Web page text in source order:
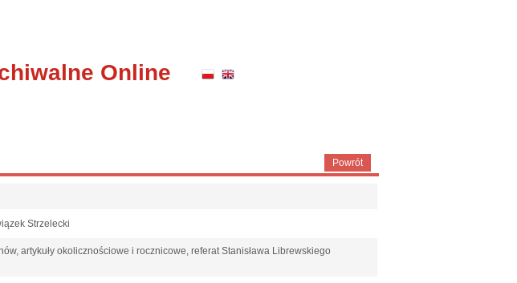
Online
Powrót
Strzelecki
artykuły okolicznościowe i rocznicowe, referat Stanisława Librewskiego